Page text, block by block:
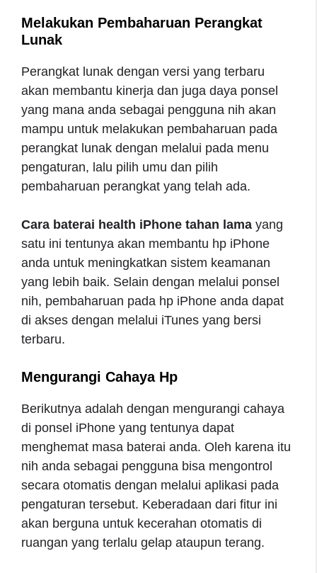
Melakukan Pembaharuan Perangkat
Lunak
Perangkat lunak dengan versi yang terbaru
akan membantu kinerja dan juga daya ponsel
yang mana anda sebagai pengguna nih akan
mampu untuk melakukan pembaharuan pada
perangkat lunak dengan melalui pada menu
pengaturan, lalu pilih umu dan pilih
pembaharuan perangkat yang telah ada.
Cara baterai health iPhone tahan lama yang
satu ini tentunya akan membantu hp iPhone
anda untuk meningkatkan sistem keamanan
yang lebih baik. Selain dengan melalui ponsel
nih, pembaharuan pada hp iPhone anda dapat
di akses dengan melalui iTunes yang bersi
terbaru.
Mengurangi Cahaya Hp
Berikutnya adalah dengan mengurangi cahaya
di ponsel iPhone yang tentunya dapat
menghemat masa baterai anda. Oleh karena itu
nih anda sebagai pengguna bisa mengontrol
secara otomatis dengan melalui aplikasi pada
pengaturan tersebut. Keberadaan dari fitur ini
akan berguna untuk kecerahan otomatis di
ruangan yang terlalu gelap ataupun terang.